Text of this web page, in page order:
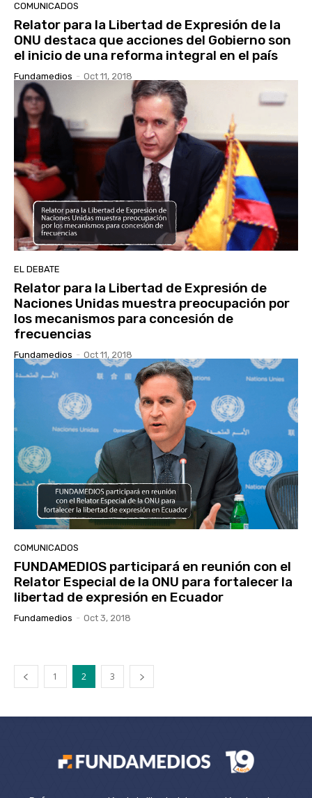
COMUNICADOS
Relator para la Libertad de Expresión de la
ONU destaca que acciones del Gobierno son
el inicio de una reforma integral en el país
Fundamedios - Oct 11, 2018
EL DEBATE
Relator para la Libertad de Expresión de
Naciones Unidas muestra preocupación por
los mecanismos para concesión de
frecuencias
Fundamedios - Oct 11, 2018
COMUNICADOS
FUNDAMEDIOS participará en reunión con el
Relator Especial de la ONU para fortalecer la
libertad de expresión en Ecuador
Fundamedios - Oct 3, 2018
1 2 3